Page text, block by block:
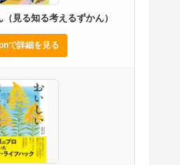
見る知る考えるずかん）
で詳細を見る